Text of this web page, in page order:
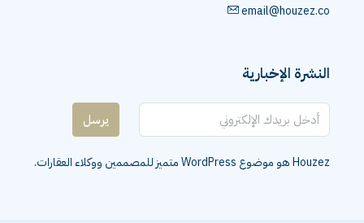
email@houzez.co
النشرة الإخبارية
يرسل
Houzez هو موضوع WordPress متميز للمصممين ووكلاء العقارات.